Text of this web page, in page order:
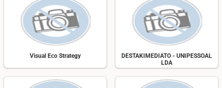
Visual Eco Strategy
DESTAKIMEDIATO - UNIPESSOAL
LDA